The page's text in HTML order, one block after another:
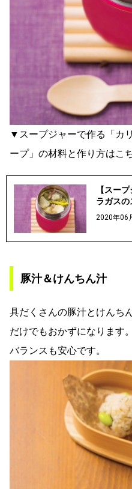
▼スープジャーで作る「カ
ープ」の材料と作り方はこ
【スー
ラガスの
2020年06
豚汁＆けんちん汁
具だくさんの豚汁とけんち
だけでもおかずになります
バランスも安心です。